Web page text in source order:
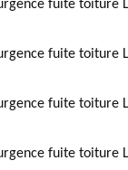
fuite toiture
fuite toiture
fuite toiture
fuite toiture